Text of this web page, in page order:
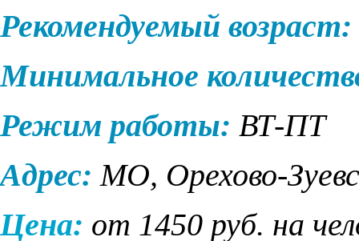
Рекомендуемый возраст:
Минимальное
Режим работы: ВТ-ПТ
Адрес: МО, Орехово-
Цена: от 1450 руб. на